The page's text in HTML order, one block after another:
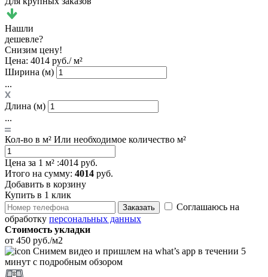
Нашли
дешевле?
Снизим цену!
Цена: 4014 руб./ м²
Ширина (м)
...
Длина (м)
...
Кол-во в м² Или необходимое количество м²
Цена за 1 м² :4014 руб.
Итого на сумму: 4014 руб.
Добавить в корзину
Купить в 1 клик
Заказать
Соглашаюсь на
обработку персональных данных
Стоимость укладки
от 450 руб./м2
Снимем видео и пришлем на what’s app в течении 5
минут с подробным обзором